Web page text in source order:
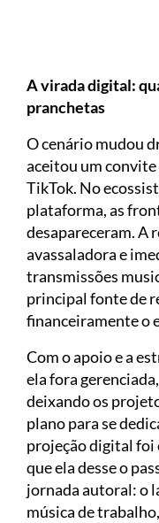
A virada digital:
pranchetas
O cenário mudou
aceitou um
TikTok. No
plataforma, as
desapareceram. A
avassaladora e
transmissões
principal fonte de
financeiramente o
Com o apoio e a
ela fora
deixando os
plano para se
projeção digital foi
que ela desse o
jornada autoral: o
música de